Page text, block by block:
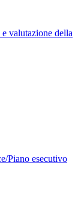
valutazione della
Piano esecutivo